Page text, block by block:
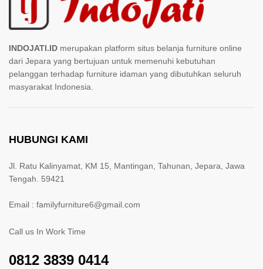
INDOJATI.ID merupakan platform situs belanja furniture online
dari Jepara yang bertujuan untuk memenuhi kebutuhan
pelanggan terhadap furniture idaman yang dibutuhkan seluruh
masyarakat Indonesia.
HUBUNGI KAMI
Jl. Ratu Kalinyamat, KM 15, Mantingan, Tahunan, Jepara, Jawa
Tengah. 59421
Email : familyfurniture6@gmail.com
Call us In Work Time
0812 3839 0414